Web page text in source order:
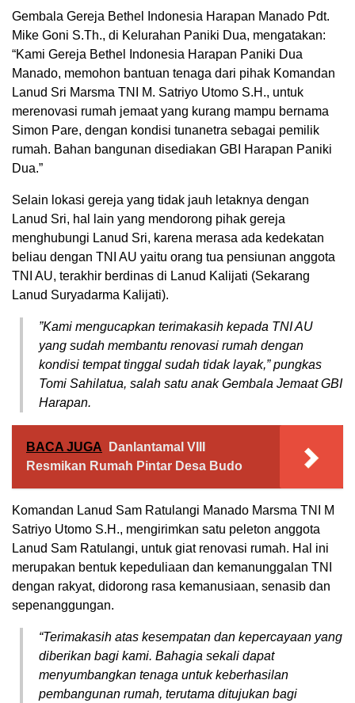
Gembala Gereja Bethel Indonesia Harapan Manado Pdt.
Mike Goni S.Th., di Kelurahan Paniki Dua, mengatakan:
“Kami Gereja Bethel Indonesia Harapan Paniki Dua
Manado, memohon bantuan tenaga dari pihak Komandan
Lanud Sri Marsma TNI M. Satriyo Utomo S.H., untuk
merenovasi rumah jemaat yang kurang mampu bernama
Simon Pare, dengan kondisi tunanetra sebagai pemilik
rumah. Bahan bangunan disediakan GBI Harapan Paniki
Dua.”
Selain lokasi gereja yang tidak jauh letaknya dengan
Lanud Sri, hal lain yang mendorong pihak gereja
menghubungi Lanud Sri, karena merasa ada kedekatan
beliau dengan TNI AU yaitu orang tua pensiunan anggota
TNI AU, terakhir berdinas di Lanud Kalijati (Sekarang
Lanud Suryadarma Kalijati).
”Kami mengucapkan terimakasih kepada TNI AU
yang sudah membantu renovasi rumah dengan
kondisi tempat tinggal sudah tidak layak,” pungkas
Tomi Sahilatua, salah satu anak Gembala Jemaat GBI
Harapan.
BACA JUGA
Danlantamal VIII
Resmikan Rumah Pintar Desa Budo
Komandan Lanud Sam Ratulangi Manado Marsma TNI M
Satriyo Utomo S.H., mengirimkan satu peleton anggota
Lanud Sam Ratulangi, untuk giat renovasi rumah. Hal ini
merupakan bentuk kepeduliaan dan kemanunggalan TNI
dengan rakyat, didorong rasa kemanusiaan, senasib dan
sepenanggungan.
“Terimakasih atas kesempatan dan kepercayaan yang
diberikan bagi kami. Bahagia sekali dapat
menyumbangkan tenaga untuk keberhasilan
pembangunan rumah, terutama ditujukan bagi